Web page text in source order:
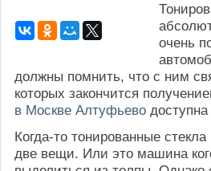
очень
должны помнить, что с ним
которых закончится
в Москве Алтуфьево
Когда-то тонированные
две вещи. Или это машина